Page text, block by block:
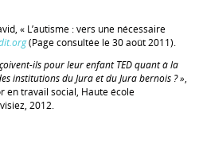
« L’autisme : vers une nécessaire
(Page consultée le 30 août 2011).
ils pour leur enfant TED quant à la
institutions du Jura et du Jura bernois ? »,
en travail social, Haute école
2012.